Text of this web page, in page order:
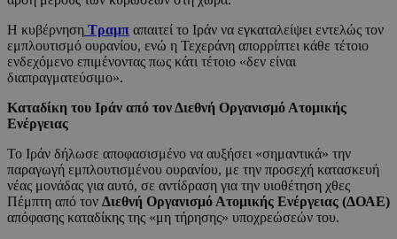
Η κυβέρνηση Τραμπ απαιτεί το Ιράν να εγκαταλείψει εντελώς τον
εμπλουτισμό ουρανίου, ενώ η Τεχεράνη απορρίπτει κάθε τέτοιο
ενδεχόμενο επιμένοντας πως κάτι τέτοιο «δεν είναι
διαπραγματεύσιμο».
Καταδίκη του Ιράν από τον Διεθνή Οργανισμό Ατομικής
Ενέργειας
Το Ιράν δήλωσε αποφασισμένο να αυξήσει «σημαντικά» την
παραγωγή εμπλουτισμένου ουρανίου, με την προσεχή κατασκευή
νέας μονάδας για αυτό, σε αντίδραση για την υιοθέτηση χθες
Πέμπτη από τον Διεθνή Οργανισμό Ατομικής Ενέργειας (ΔΟΑΕ)
απόφασης καταδίκης της «μη τήρησης» υποχρεώσεών του.